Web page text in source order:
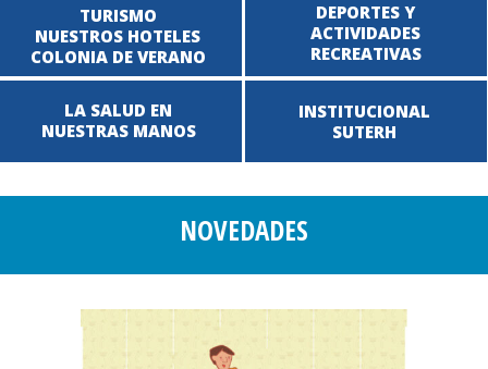
TURISMO
NUESTROS HOTELES
COLONIA DE VERANO
DEPORTES Y
ACTIVIDADES
RECREATIVAS
LA SALUD EN
NUESTRAS MANOS
INSTITUCIONAL
SUTERH
NOVEDADES